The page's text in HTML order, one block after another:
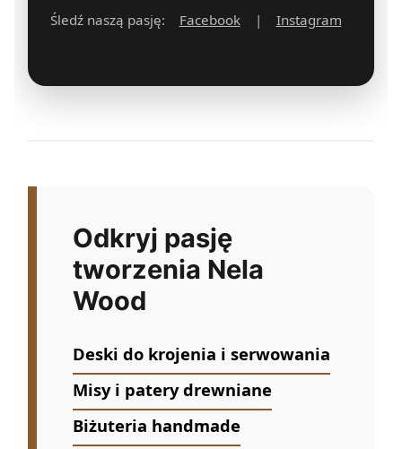
Śledź naszą pasję: Facebook | Instagram
Odkryj pasję
tworzenia Nela
Wood
Deski do krojenia i serwowania
Misy i patery drewniane
Biżuteria handmade